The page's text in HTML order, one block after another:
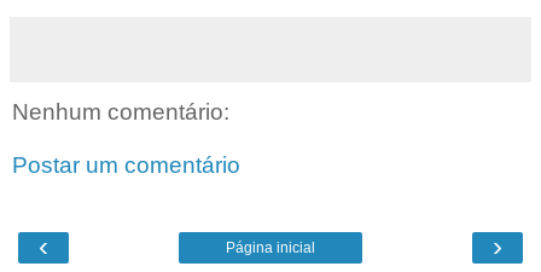
Nenhum comentário:
Postar um comentário
‹ ›
Página inicial